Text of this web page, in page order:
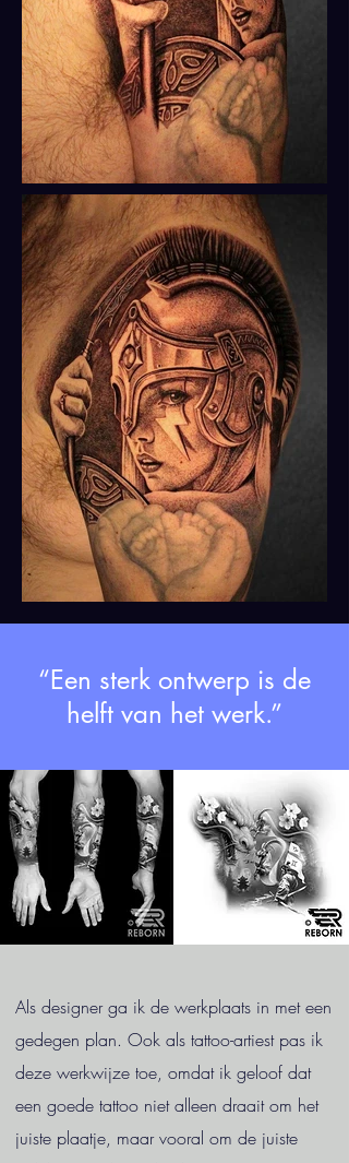
“Een sterk ontwerp is de
helft van het werk.”
Als designer ga ik de werkplaats in met een
gedegen plan. Ook als tattoo-artiest pas ik
deze werkwijze toe, omdat ik geloof dat
een goede tattoo niet alleen draait om het
juiste plaatje, maar vooral om de juiste